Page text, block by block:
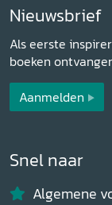
Nieuwsbrief
Als eerste
boeken
Aanmelden
Snel naar
Algemene